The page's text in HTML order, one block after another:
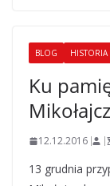
BLOG HISTORIA
Ku
12.12.2016
13 grudnia